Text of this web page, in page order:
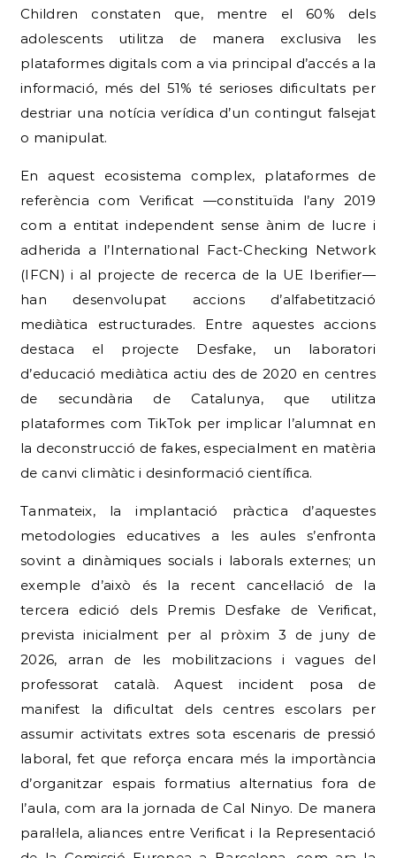
Children constaten que, mentre el 60% dels
adolescents utilitza de manera exclusiva les
plataformes digitals com a via principal d’accés a la
informació, més del 51% té serioses dificultats per
destriar una notícia verídica d’un contingut falsejat
o manipulat.
En aquest ecosistema complex, plataformes de
referència com Verificat —constituïda l’any 2019
com a entitat independent sense ànim de lucre i
adherida a l’International Fact-Checking Network
(IFCN) i al projecte de recerca de la UE Iberifier—
han desenvolupat accions d’alfabetització
mediàtica estructurades. Entre aquestes accions
destaca el projecte Desfake, un laboratori
d’educació mediàtica actiu des de 2020 en centres
de secundària de Catalunya, que utilitza
plataformes com TikTok per implicar l’alumnat en
la deconstrucció de fakes, especialment en matèria
de canvi climàtic i desinformació científica.
Tanmateix, la implantació pràctica d’aquestes
metodologies educatives a les aules s’enfronta
sovint a dinàmiques socials i laborals externes; un
exemple d’això és la recent cancel·lació de la
tercera edició dels Premis Desfake de Verificat,
prevista inicialment per al pròxim 3 de juny de
2026, arran de les mobilitzacions i vagues del
professorat català. Aquest incident posa de
manifest la dificultat dels centres escolars per
assumir activitats extres sota escenaris de pressió
laboral, fet que reforça encara més la importància
d’organitzar espais formatius alternatius fora de
l’aula, com ara la jornada de Cal Ninyo. De manera
paral·lela, aliances entre Verificat i la Representació